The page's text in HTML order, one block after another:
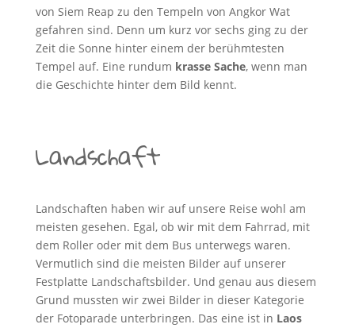
von Siem Reap zu den Tempeln von Angkor Wat
gefahren sind. Denn um kurz vor sechs ging zu der
Zeit die Sonne hinter einem der berühmtesten
Tempel auf. Eine rundum krasse Sache, wenn man
die Geschichte hinter dem Bild kennt.
Landschaft
Landschaften haben wir auf unsere Reise wohl am
meisten gesehen. Egal, ob wir mit dem Fahrrad, mit
dem Roller oder mit dem Bus unterwegs waren.
Vermutlich sind die meisten Bilder auf unserer
Festplatte Landschaftsbilder. Und genau aus diesem
Grund mussten wir zwei Bilder in dieser Kategorie
der Fotoparade unterbringen. Das eine ist in Laos